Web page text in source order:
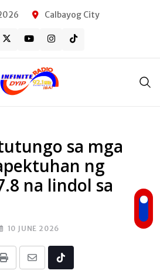
Calbayog City
sa mga
ng
na lindol sa
10 JUNE 2026
Print
Share Tiktok